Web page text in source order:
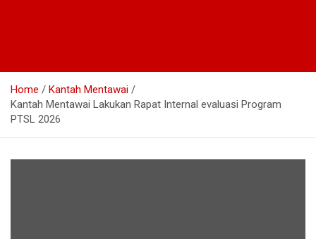
Home
Kantah Mentawai
Kantah Mentawai Lakukan Rapat Internal evaluasi Program
PTSL 2026